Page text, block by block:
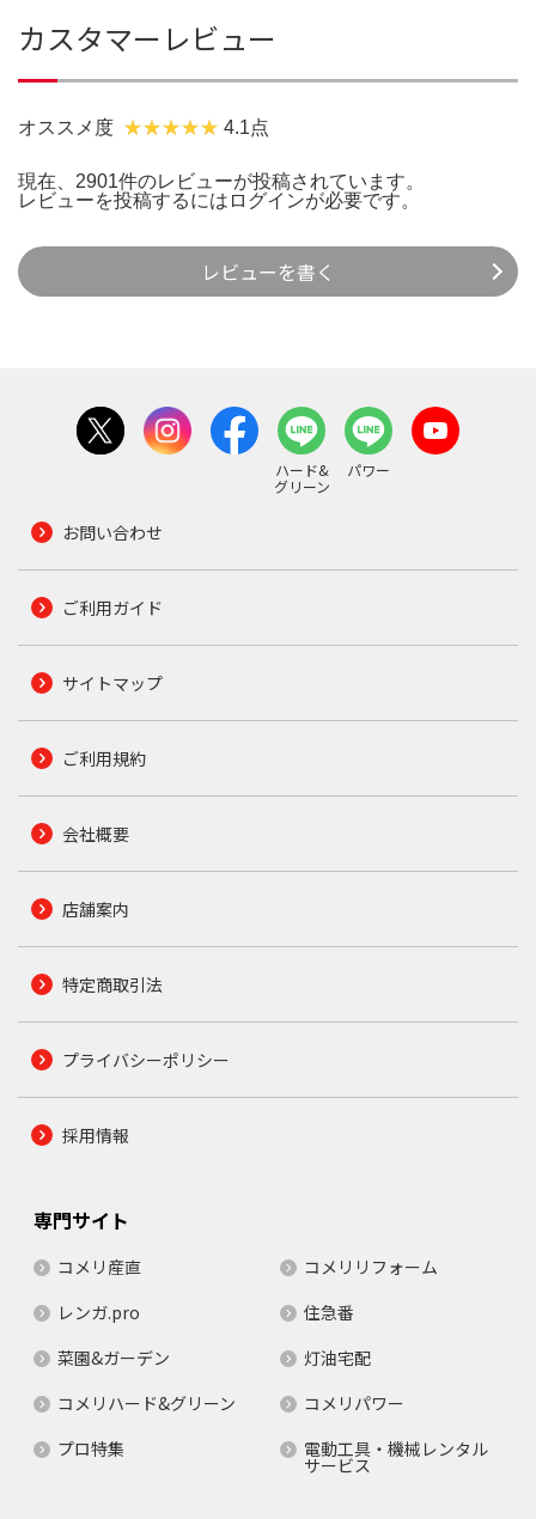
カスタマーレビュー
オススメ度 4.1点
現在、2901件のレビューが投稿されています。
レビューを投稿するには ログインが必要です。
レビューを書く
ハード&
グリーン
パワー
お問い合わせ
ご利用ガイド
サイトマップ
ご利用規約
会社概要
店舗案内
特定商取引法
プライバシーポリシー
採用情報
専門サイト
コメリ産直
コメリリフォーム
レンガ.pro
住急番
菜園&ガーデン
灯油宅配
コメリハード&グリーン
コメリパワー
プロ特集
電動工具・機械レンタル
サービス